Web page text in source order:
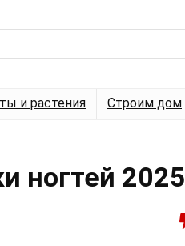
и растения Строим дом
ногтей 2025